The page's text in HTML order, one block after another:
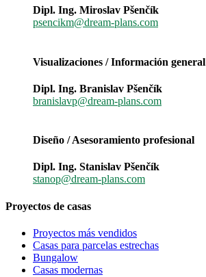
Dipl. Ing. Miroslav Pšenčík
psencikm@dream-plans.com
Visualizaciones / Información general
Dipl. Ing. Branislav Pšenčík
branislavp@dream-plans.com
Diseño / Asesoramiento profesional
Dipl. Ing. Stanislav Pšenčík
stanop@dream-plans.com
Proyectos de casas
Proyectos más vendidos
Casas para parcelas estrechas
Bungalow
Casas modernas